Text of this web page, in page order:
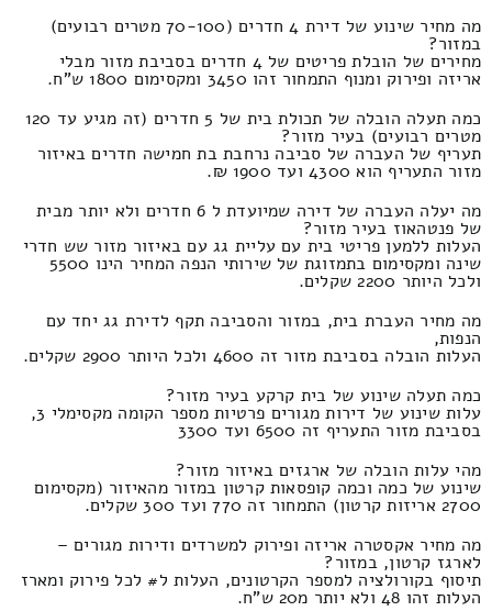
מה מחיר שינוע של דירת 4 חדרים (70-100 מטרים רבועים)
במזור?
מחירים של הובלת פריטים של 4 חדרים בסביבת מזור מבלי
אריזה ופירוק ומנוף התמחור זהו 3450 ומקסימום 1800 ש"ח.
כמה תעלה הובלה של תכולת בית של 5 חדרים (זה מגיע עד 120
מטרים רבועים) בעיר מזור?
תעריף של העברה של סביבה נרחבת בת חמישה חדרים באיזור
מזור התעריף הוא 4300 ועד 1900 ₪.
מה יעלה העברה של דירה שמיועדת ל 6 חדרים ולא יותר מבית
של פנטהאוז בעיר מזור?
העלות ללמען פריטי בית עם עליית גג עם באיזור מזור שש חדרי
שינה ומקסימום בתמזוגת של שירותי הנפה המחיר הינו 5500
ולכל היותר 2200 שקלים.
מה מחיר העברת בית, במזור והסביבה תקף לדירת גג יחד עם
הנפות,
העלות הובלה בסביבת מזור זה 4600 ולכל היותר 2900 שקלים.
כמה תעלה שינוע של בית קרקע בעיר מזור?
עלות שינוע של דירות מגורים פרטיות מספר הקומה מקסימלי 3,
בסביבת מזור התעריף זה 6500 ועד 3300
מהי עלות הובלה של ארגזים באיזור מזור?
שינוע של כמה וכמה קופסאות קרטון במזור מהאיזור (מקסימום
2700 אריזות קרטון) התמחור זה 770 ועד 300 שקלים.
מה מחיר אקסטרה אריזה ופירוק למשרדים ודירות מגורים –
לארגז קרטון, במזור?
תיסוף בקורולציה למספר הקרטונים, העלות ל# לכל פירוק ומארז
העלות זהו 48 ולא יותר מ20 ש"ח.